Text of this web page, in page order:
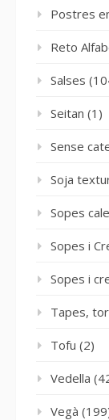
Postres
Reto
Salses
Seitan (1)
Sense
Soja
Sopes
Sopes i
Sopes i
Tapes,
Tofu (2)
Vedella
Vegà